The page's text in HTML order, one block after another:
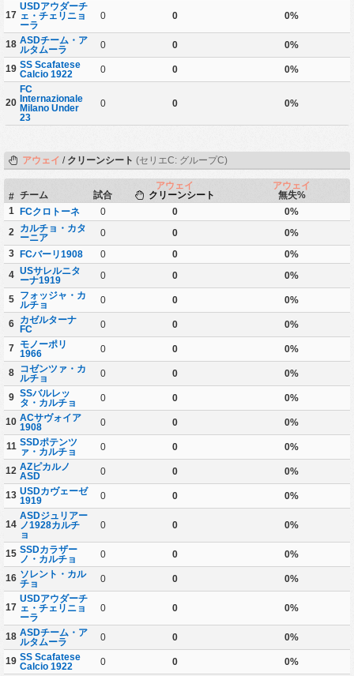
17
USDアウダーチ
ェ・チェリニョ
ーラ
0 0 0%
18 ASDチーム・ア
ルタムーラ
0 0 0%
19 SS Scafatese
Calcio 1922
0 0 0%
20
FC
Internazionale
Milano Under
23
0 0 0%
アウェイ /クリーンシート (セリエC: グループC)
# チーム 試合
アウェイ
クリーンシート
アウェイ
無失%
1 FCクロトーネ 0 0 0%
2
カルチョ・カタ
ーニア
0 0 0%
3 FCバーリ1908 0 0 0%
4
USサレルニタ
ーナ1919
0 0 0%
5
フォッジャ・カ
ルチョ
0 0 0%
6
カゼルターナ
FC
0 0 0%
7
モノーポリ
1966
0 0 0%
8
コゼンツァ・カ
ルチョ
0 0 0%
9
SSバルレッ
タ・カルチョ
0 0 0%
10 ACサヴォイア
1908
0 0 0%
11 SSDポテンツ
ァ・カルチョ
0 0 0%
12 AZピカルノ
ASD
0 0 0%
13 USDカヴェーゼ
1919
0 0 0%
14
ASDジュリアー
ノ1928カルチ
ョ
0 0 0%
15 SSDカラザー
ノ・カルチョ
0 0 0%
16 ソレント・カル
チョ
0 0 0%
17
USDアウダーチ
ェ・チェリニョ
ーラ
0 0 0%
18 ASDチーム・ア
ルタムーラ
0 0 0%
19 SS Scafatese
Calcio 1922
0 0 0%